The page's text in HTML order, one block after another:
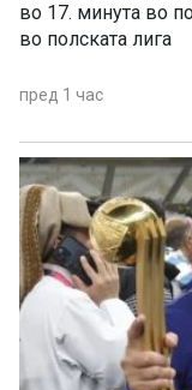
во 17. минута во
во полската лига
пред 1 час